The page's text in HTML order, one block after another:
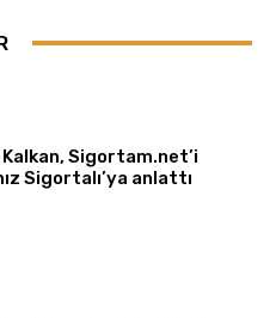
Sigortam.net’i
Sigortalı’ya anlattı